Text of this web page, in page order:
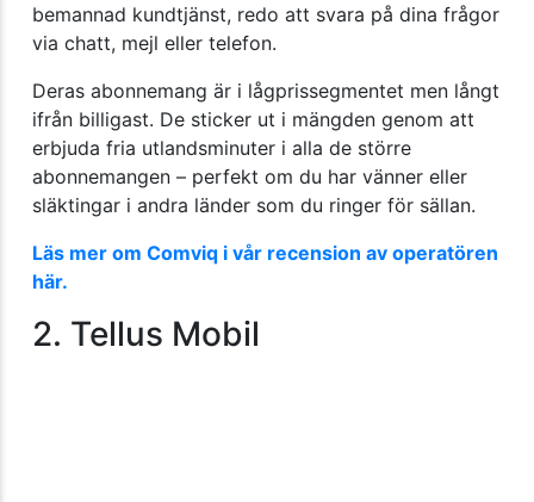
bemannad kundtjänst, redo att svara på dina frågor
via chatt, mejl eller telefon.
Deras abonnemang är i lågprissegmentet men långt
ifrån billigast. De sticker ut i mängden genom att
erbjuda fria utlandsminuter i alla de större
abonnemangen – perfekt om du har vänner eller
släktingar i andra länder som du ringer för sällan.
Läs mer om Comviq i vår recension av operatören
här.
2. Tellus Mobil